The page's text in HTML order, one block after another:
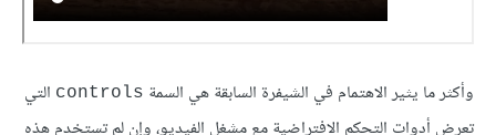
وأكثر ما يثير الاهتمام في الشيفرة السابقة هي السمة controls التي